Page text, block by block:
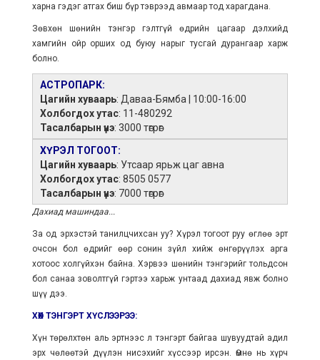
харна гэдэг атгах биш бүр тэврээд авмаар тод харагдана.
Зөвхөн шөнийн тэнгэр гэлтгүй өдрийн цагаар дэлхийд
хамгийн ойр орших од буюу нарыг тусгай дурангаар харж
болно.
АСТРОПАРК:
Цагийн хуваарь: Даваа-Бямба | 10:00-16:00
Холбогдох утас: 11-480292
Тасалбарын үнэ: 3000 төгрөг
ХҮРЭЛ ТОГООТ:
Цагийн хуваарь: Утсаар ярьж цаг авна
Холбогдох утас: 8505 0577
Тасалбарын үнэ: 7000 төгрөг
Дахиад машиндаа...
За од эрхэстэй танилцчихсан уу? Хүрэл тогоот руу өглөө эрт
очсон бол өдрийг өөр сонин зүйл хийж өнгөрүүлэх арга
хотоос холгүйхэн байна. Хэрвээ шөнийн тэнгэрийг тольдсон
бол санаа зоволтгүй гэртээ харьж унтаад дахиад явж болно
шүү дээ.
ХӨХ ТЭНГЭРТ ХҮСЛЭЭРЭЭ:
Хүн төрөлхтөн аль эртнээс л тэнгэрт байгаа шувуудтай адил
эрх чөлөөтэй дүүлэн нисэхийг хүссээр ирсэн. Өмнө нь хүрч